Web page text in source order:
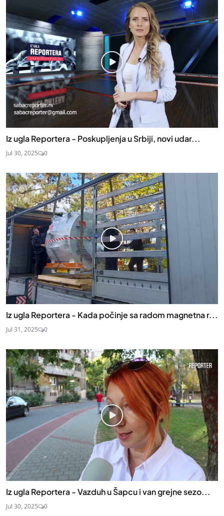
Iz ugla Reportera - Poskupljenja u Srbiji, novi udar...
Jul 30, 2025 0
Iz ugla Reportera - Kada počinje sa radom magnetna r...
Jul 31, 2025 0
Iz ugla Reportera - Vazduh u Šapcu i van grejne sezo...
Jul 30, 2025 0